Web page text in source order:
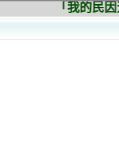
「我的民因